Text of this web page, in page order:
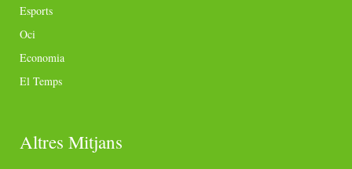
Esports
Oci
Economia
El Temps
Altres Mitjans